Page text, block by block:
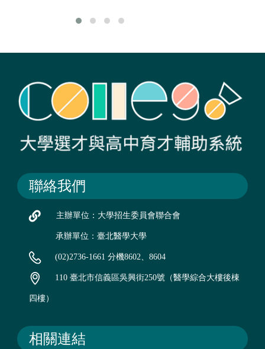
聯絡我們
主辦單位：大學招生委員會聯合會
承辦單位：臺北醫學大學
(02)2736-1661 分機8602、8604
110 臺北市信義區吳興街250號（醫學綜合大樓後棟
四樓）
相關連結